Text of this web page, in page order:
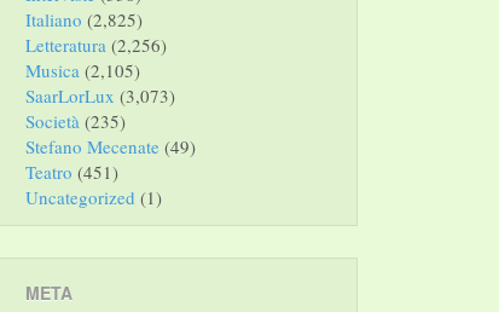
Italiano (2,825)
Letteratura (2,256)
Musica (2,105)
SaarLorLux (3,073)
Società (235)
Stefano Mecenate (49)
Teatro (451)
Uncategorized (1)
META